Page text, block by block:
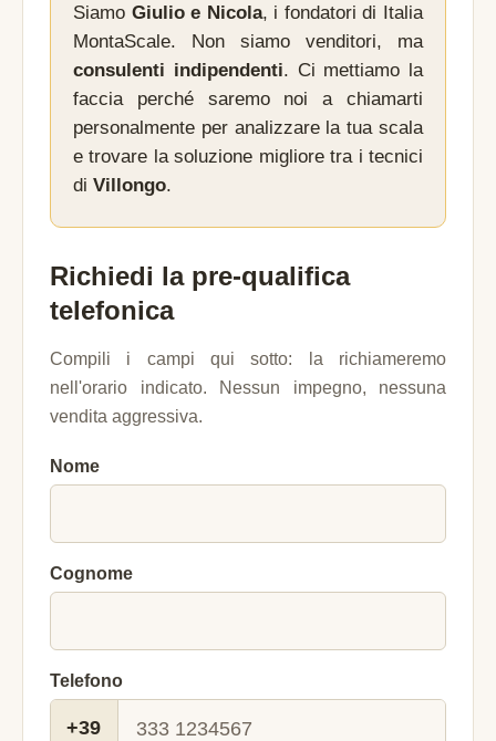
Siamo Giulio e Nicola, i fondatori di Italia
MontaScale. Non siamo venditori, ma
consulenti indipendenti. Ci mettiamo la
faccia perché saremo noi a chiamarti
personalmente per analizzare la tua scala
e trovare la soluzione migliore tra i tecnici
di Villongo.
Richiedi la pre-qualifica
telefonica
Compili i campi qui sotto: la richiameremo
nell'orario indicato. Nessun impegno, nessuna
vendita aggressiva.
Nome
Cognome
Telefono
+39